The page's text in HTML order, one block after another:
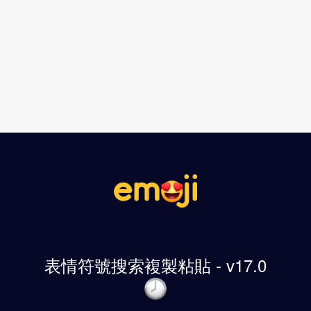
表情符號搜索複製粘貼 - v17.0